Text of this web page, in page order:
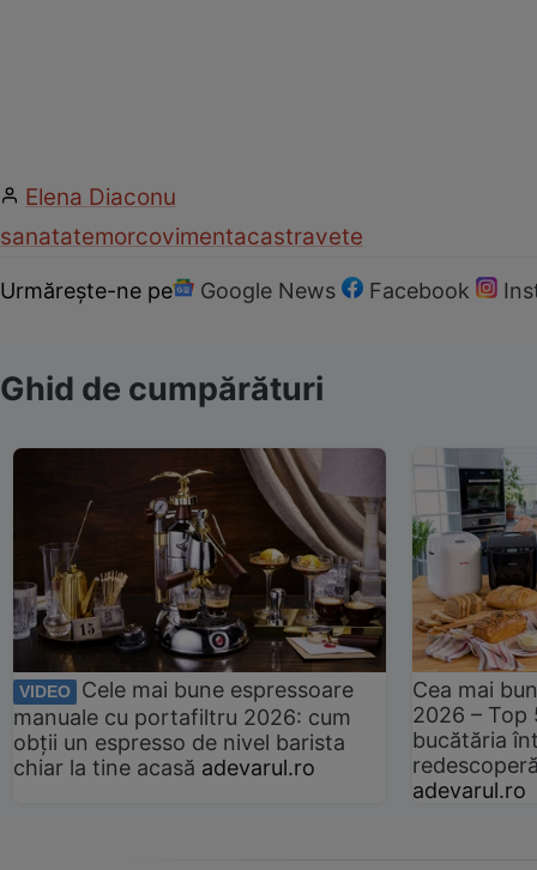
Elena Diaconu
sanatatemorcovimentacastravete
Urmărește-ne pe Google News Facebook
Ghid de cumpărături
VIDEO
Cele mai bune espressoare
manuale cu portafiltru 2026: cum
obții un espresso de nivel barista
chiar la tine acasă adevarul.ro
Cea mai
2026 –
bucătăria
adevarul.ro